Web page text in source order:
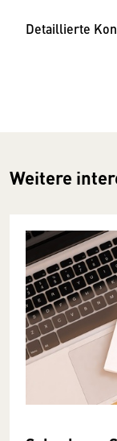
Detaillierte
Weitere